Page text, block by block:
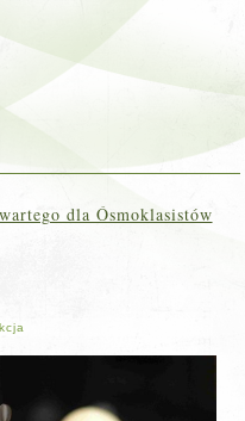
dla Ósmoklasistów